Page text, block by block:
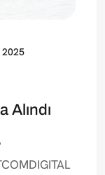
2025
Alındı